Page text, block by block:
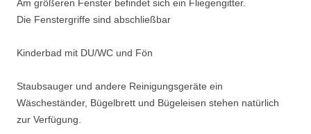
Am größeren Fenster befindet sich ein Fliegengitter.
Die Fenstergriffe sind abschließbar
Kinderbad mit DU/WC und Fön
Staubsauger und andere Reinigungsgeräte ein
Wäscheständer, Bügelbrett und Bügeleisen stehen natürlich
zur Verfügung.